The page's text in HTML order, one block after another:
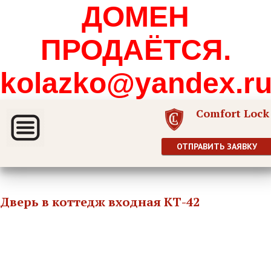
ДОМЕН
ПРОДАЁТСЯ.
Comfort Lock
ОТПРАВИТЬ ЗАЯВКУ
Дверь в коттедж входная КТ-42